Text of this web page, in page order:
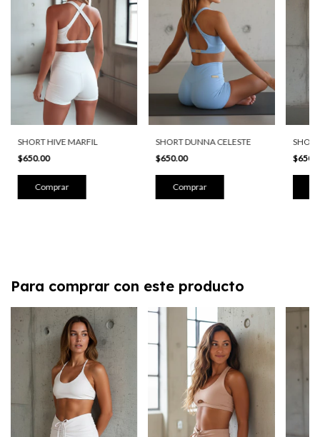
SHORT HIVE MARFIL
$650.00
Comprar
SHORT DUNNA CELESTE
$650.00
Comprar
Para comprar con este producto